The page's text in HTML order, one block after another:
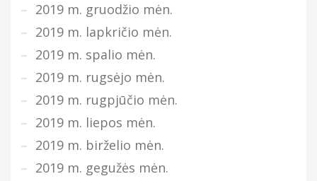
2019 m. gruodžio mėn.
2019 m. lapkričio mėn.
2019 m. spalio mėn.
2019 m. rugsėjo mėn.
2019 m. rugpjūčio mėn.
2019 m. liepos mėn.
2019 m. birželio mėn.
2019 m. gegužės mėn.